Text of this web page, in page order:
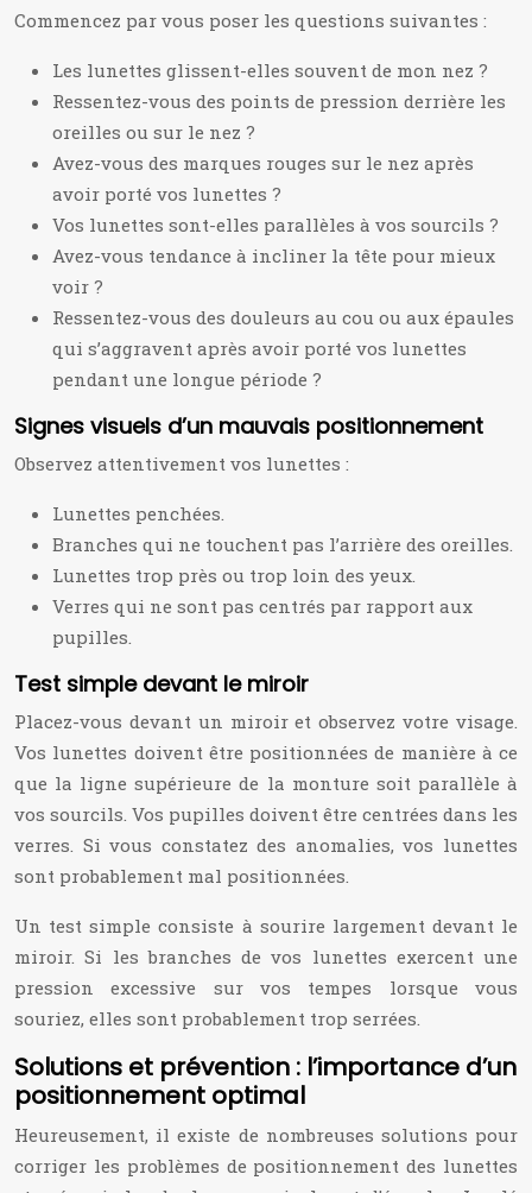
Commencez par vous poser les questions suivantes :
Les lunettes glissent-elles souvent de mon nez ?
Ressentez-vous des points de pression derrière les
oreilles ou sur le nez ?
Avez-vous des marques rouges sur le nez après
avoir porté vos lunettes ?
Vos lunettes sont-elles parallèles à vos sourcils ?
Avez-vous tendance à incliner la tête pour mieux
voir ?
Ressentez-vous des douleurs au cou ou aux épaules
qui s’aggravent après avoir porté vos lunettes
pendant une longue période ?
Signes visuels d’un mauvais positionnement
Observez attentivement vos lunettes :
Lunettes penchées.
Branches qui ne touchent pas l’arrière des oreilles.
Lunettes trop près ou trop loin des yeux.
Verres qui ne sont pas centrés par rapport aux
pupilles.
Test simple devant le miroir
Placez-vous devant un miroir et observez votre visage.
Vos lunettes doivent être positionnées de manière à ce
que la ligne supérieure de la monture soit parallèle à
vos sourcils. Vos pupilles doivent être centrées dans les
verres. Si vous constatez des anomalies, vos lunettes
sont probablement mal positionnées.
Un test simple consiste à sourire largement devant le
miroir. Si les branches de vos lunettes exercent une
pression excessive sur vos tempes lorsque vous
souriez, elles sont probablement trop serrées.
Solutions et prévention : l’importance d’un
positionnement optimal
Heureusement, il existe de nombreuses solutions pour
corriger les problèmes de positionnement des lunettes